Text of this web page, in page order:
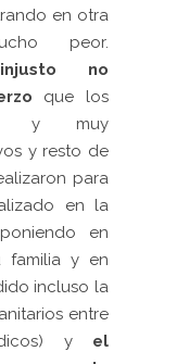
en otra
peor.
injusto no
que los
y muy
y resto de
para
en la
en
familia y en
incluso la
entre
y el